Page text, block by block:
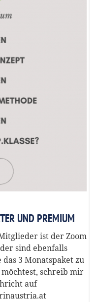
UND PREMIUM
ist der Zoom
sind ebenfalls
3 Monatspaket zu
schreib mir
auf